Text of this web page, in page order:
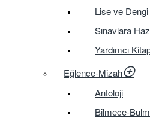
Lise ve Dengi
Sınavlara
Yardımcı
Eğlence-Mizah
Antoloji
Bilmece-